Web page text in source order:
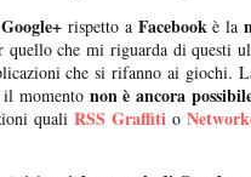
Google+ rispetto a Facebookè la
quello che mi riguarda di questi
che si rifanno ai giochi.
il momento non è ancora
quali RSS Graffiti o